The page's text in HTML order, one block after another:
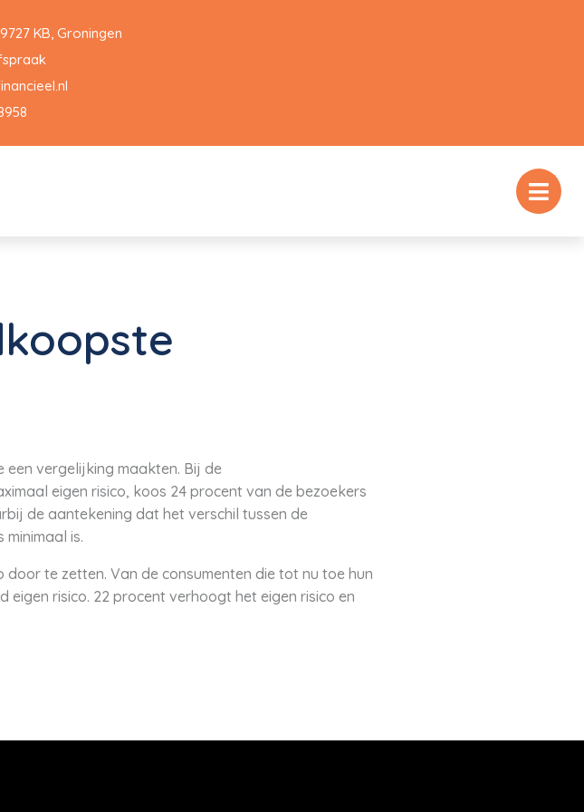
KB, Groningen
een vergelijking maakten. Bij de
eigen risico, koos 24 procent van de bezoekers
de aantekening dat het verschil tussen de
is.
te zetten. Van de consumenten die tot nu toe hun
risico. 22 procent verhoogt het eigen risico en